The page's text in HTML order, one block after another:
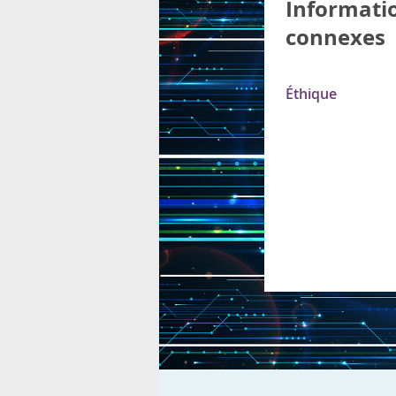
connexes
Éthique